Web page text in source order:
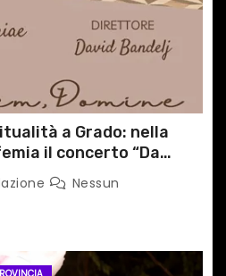
a Grado: nella
il concerto “Da
Nessun